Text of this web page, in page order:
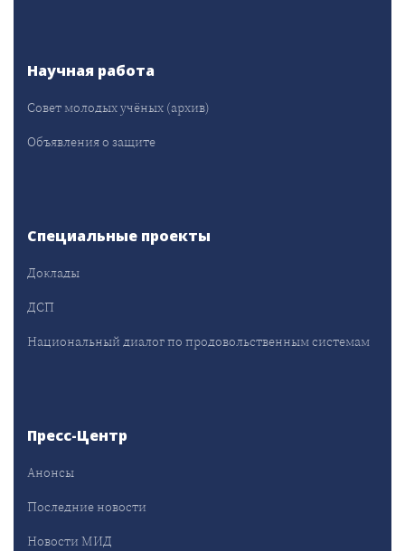
Научная работа
Совет молодых учёных (архив)
Объявления о защите
Специальные проекты
Доклады
ДСП
Национальный диалог по продовольственным системам
Пресс-Центр
Анонсы
Последние новости
Новости МИД